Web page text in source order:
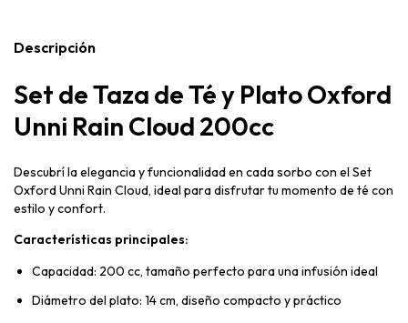
Descripción
Set de Taza de Té y Plato Oxford
Unni Rain Cloud 200cc
Descubrí la elegancia y funcionalidad en cada sorbo con el Set
Oxford Unni Rain Cloud, ideal para disfrutar tu momento de té con
estilo y confort.
Características principales:
Capacidad: 200 cc, tamaño perfecto para una infusión ideal
Diámetro del plato: 14 cm, diseño compacto y práctico